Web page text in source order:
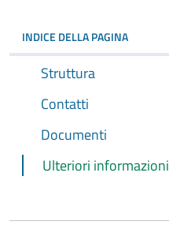
INDICE DELLA PAGINA
Struttura
Contatti
Documenti
Ulteriori informazioni